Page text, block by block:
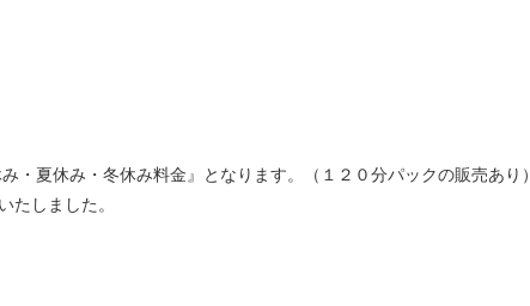
夏休み・冬休み料金』となります。（１２０分パックの販売あり）
たしました。